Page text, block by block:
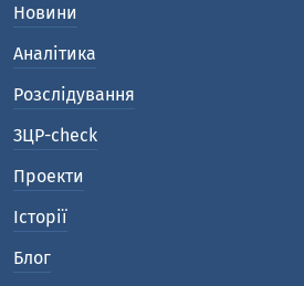
Новини
Аналітика
Розслідування
ЗЦР-check
Проекти
Історії
Блог